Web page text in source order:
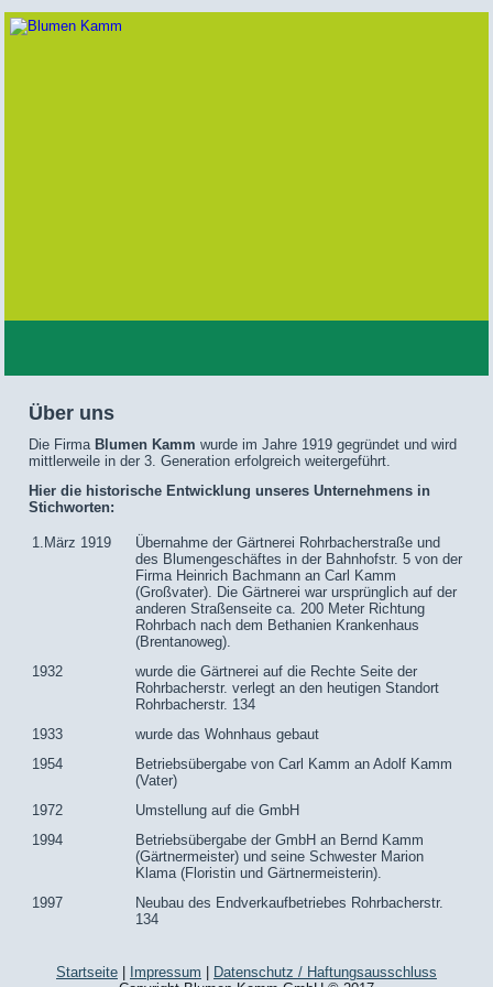
Über uns
Die Firma Blumen Kamm wurde im Jahre 1919 gegründet und wird
mittlerweile in der 3. Generation erfolgreich weitergeführt.
Hier die historische Entwicklung unseres Unternehmens in
Stichworten:
1.März 1919
Übernahme der Gärtnerei Rohrbacherstraße und
des Blumengeschäftes in der Bahnhofstr. 5 von der
Firma Heinrich Bachmann an Carl Kamm
(Großvater). Die Gärtnerei war ursprünglich auf der
anderen Straßenseite ca. 200 Meter Richtung
Rohrbach nach dem Bethanien Krankenhaus
(Brentanoweg).
1932
wurde die Gärtnerei auf die Rechte Seite der
Rohrbacherstr. verlegt an den heutigen Standort
Rohrbacherstr. 134
1933
wurde das Wohnhaus gebaut
1954
Betriebsübergabe von Carl Kamm an Adolf Kamm
(Vater)
1972
Umstellung auf die GmbH
1994
Betriebsübergabe der GmbH an Bernd Kamm
(Gärtnermeister) und seine Schwester Marion
Klama (Floristin und Gärtnermeisterin).
1997
Neubau des Endverkaufbetriebes Rohrbacherstr.
134
Startseite Impressum
Datenschutz / Haftungsausschluss